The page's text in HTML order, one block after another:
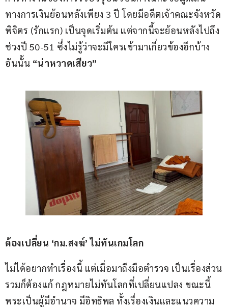
ทางการเงินย้อนหลังเพียง 3 ปี โดยมีอดีตเจ้าคณะจังหวัด
พิจิตร (รักแรก) เป็นจุดเริ่มต้น แต่จากนี้จะย้อนหลังไปถึง
ช่วงปี 50-51 ซึ่งไม่รู้ว่าจะมีใครเข้ามาเกี่ยวข้องอีกบ้าง
อันนั้น “น่าหวาดเสียว”
ต้องเปลี่ยน ‘กม.สงฆ์’ ไม่ทันเกมโลก
ไม่ได้อยากทำเรื่องนี้ แต่เมื่อมาถึงมือตำรวจ เป็นเรื่องส่วน
รวมก็ต้องแก้ กฎหมายไม่ทันโลกที่เปลี่ยนแปลง ขณะนี้
พระเป็นผู้มีอำนาจ มีอิทธิพล ทั้งเรื่องเงินและแนวความ